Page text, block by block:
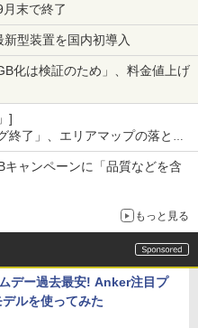
末で終了
型装置を国内初導入
化は検証のため」、料金値上げ
]
了」、エリアマップの落とし
ャンペーンに「品質などを含
もっと見る
デー過去最安! Anker注目プ
ルを使ってみた